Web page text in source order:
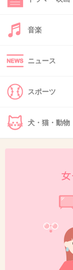
43. 匿名
今の時代、思
達障害（KY含
反町隆史のポ
上から目線の
2020/03/13(金)
上から目線の
音楽
ニュース
スポーツ
犬・猫・動物